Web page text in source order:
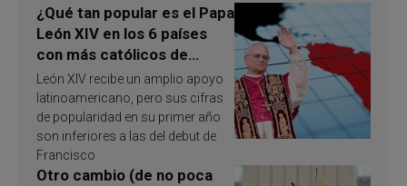
¿Qué tan popular es el Papa
León XIV en los 6 países
con más católicos de
América Latina en 2026?
Publican resultados de
investigación
León XIV recibe un amplio apoyo
latinoamericano, pero sus cifras
de popularidad en su primer año
son inferiores a las del debut de
Francisco
Otro cambio (de no poca